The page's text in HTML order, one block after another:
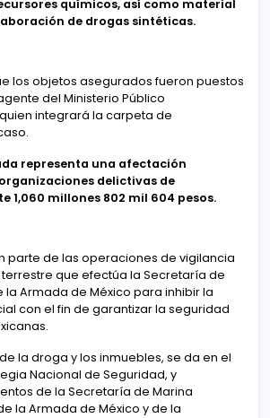
químicos, así como material
de drogas sintéticas.
los objetos asegurados fueron puestos
del Ministerio Público
integrará la carpeta de
representa una afectación
delictivas de
1,060 millones 802 mil 604 pesos.
parte de las operaciones de vigilancia
que efectúa la Secretaría de
la Armada de México para inhibir la
con el fin de garantizar la seguridad
la droga y los inmuebles, se da en el
Nacional de Seguridad, y
de la Secretaría de Marina
la Armada de México y de la